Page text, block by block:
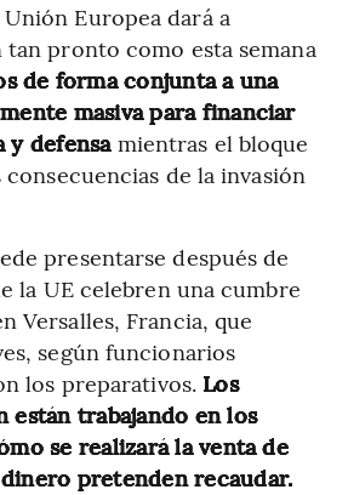
Europea dará a
pronto como esta semana
de forma conjunta a una
masiva para financiar
y defensamientras el bloque
de la invasión
presentarse después de
la UE celebren una cumbre
Versalles, Francia, que
según funcionarios
los preparativos. Los
están trabajando en los
se realizará la venta de
pretenden recaudar.